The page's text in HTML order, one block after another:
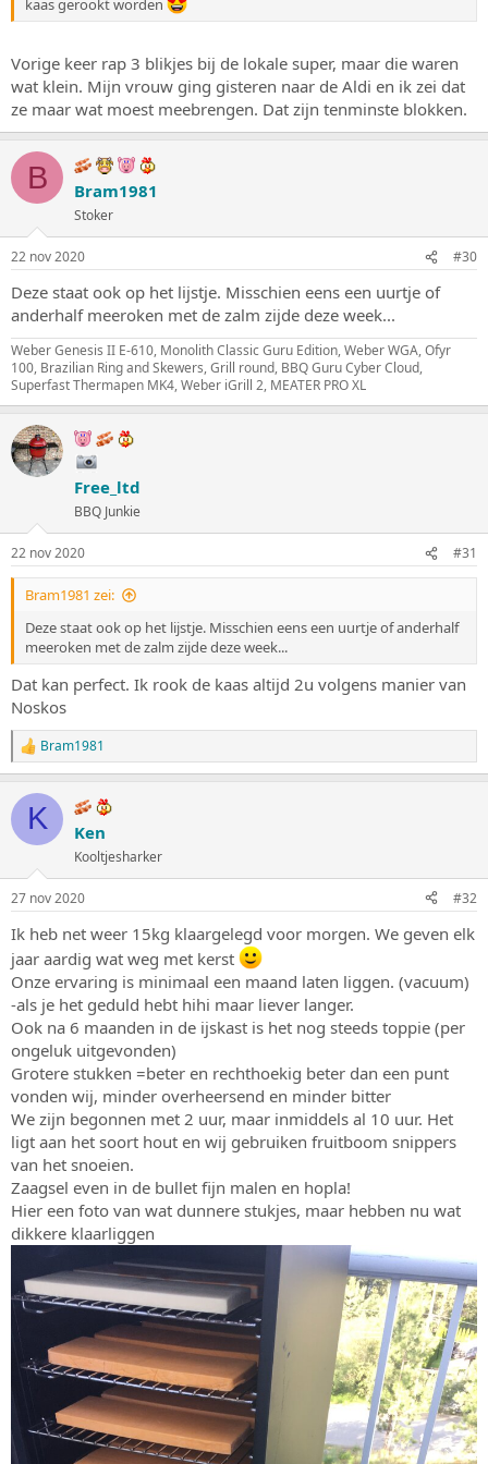
kaas gerookt worden
Vorige keer rap 3 blikjes bij de lokale super, maar die waren
wat klein. Mijn vrouw ging gisteren naar de Aldi en ik zei dat
ze maar wat moest meebrengen. Dat zijn tenminste blokken.
B Bram1981
Stoker
22 nov 2020 #30
Deze staat ook op het lijstje. Misschien eens een uurtje of
anderhalf meeroken met de zalm zijde deze week...
Weber Genesis II E-610, Monolith Classic Guru Edition, Weber WGA, Ofyr
100, Brazilian Ring and Skewers, Grill round, BBQ Guru Cyber Cloud,
Superfast Thermapen MK4, Weber iGrill 2, MEATER PRO XL
Free_ltd
BBQ Junkie
22 nov 2020 #31
Bram1981 zei:
Deze staat ook op het lijstje. Misschien eens een uurtje of anderhalf
meeroken met de zalm zijde deze week...
Dat kan perfect. Ik rook de kaas altijd 2u volgens manier van
Noskos
W
a
r
e
i
n
g
e
n
:
Bram1981
K Ken
Kooltjesharker
27 nov 2020 #32
Ik heb net weer 15kg klaargelegd voor morgen. We geven elk
jaar aardig wat weg met kerst
Onze ervaring is minimaal een maand laten liggen. (vacuum)
-als je het geduld hebt hihi maar liever langer.
Ook na 6 maanden in de ijskast is het nog steeds toppie (per
ongeluk uitgevonden)
Grotere stukken =beter en rechthoekig beter dan een punt
vonden wij, minder overheersend en minder bitter
We zijn begonnen met 2 uur, maar inmiddels al 10 uur. Het
ligt aan het soort hout en wij gebruiken fruitboom snippers
van het snoeien.
Zaagsel even in de bullet fijn malen en hopla!
Hier een foto van wat dunnere stukjes, maar hebben nu wat
dikkere klaarliggen